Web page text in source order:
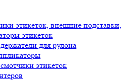
этикеток, внешние подставки,
этикеток
для рулона
этикеток